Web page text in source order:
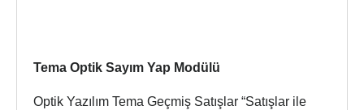
Tema Optik Sayım Yap Modülü
Optik Yazılım Tema Geçmiş Satışlar “Satışlar ile